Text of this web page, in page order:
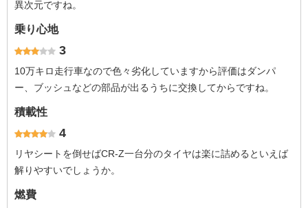
異次元ですね。
乗り心地
3
10万キロ走行車なので色々劣化していますから評価はダンパ
ー、ブッシュなどの部品が出るうちに交換してからですね。
積載性
4
リヤシートを倒せばCR-Z一台分のタイヤは楽に詰めるといえば
解りやすいでしょうか。
燃費